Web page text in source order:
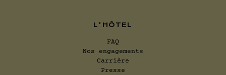
L'HÔTEL
FAQ
Nos engagements
Carrière
Presse